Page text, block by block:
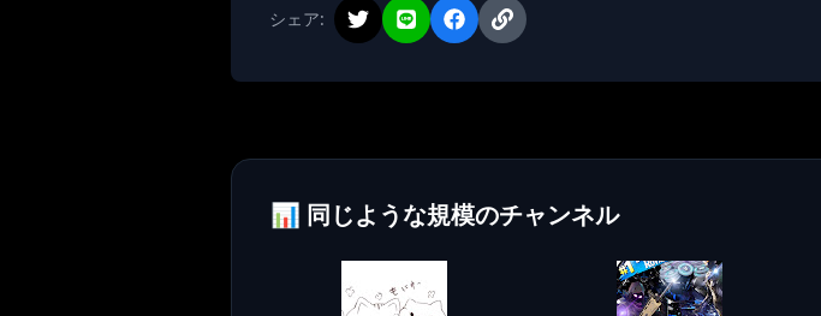
シェア:
📊 同じような規模のチャンネル